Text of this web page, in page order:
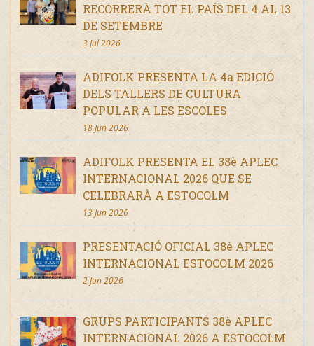
RECORRERÀ TOT EL PAÍS DEL 4 AL 13
DE SETEMBRE
3 Jul 2026
ADIFOLK PRESENTA LA 4a EDICIÓ
DELS TALLERS DE CULTURA
POPULAR A LES ESCOLES
18 Jun 2026
ADIFOLK PRESENTA EL 38è APLEC
INTERNACIONAL 2026 QUE SE
CELEBRARÀ A ESTOCOLM
13 Jun 2026
PRESENTACIÓ OFICIAL 38è APLEC
INTERNACIONAL ESTOCOLM 2026
2 Jun 2026
GRUPS PARTICIPANTS 38è APLEC
INTERNACIONAL 2026 A ESTOCOLM